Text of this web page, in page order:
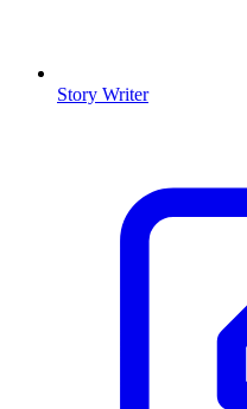
Story Writer